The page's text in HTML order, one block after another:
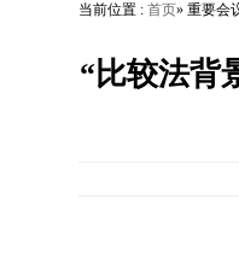
当前位置 : 首页» 重要会
“比较法背